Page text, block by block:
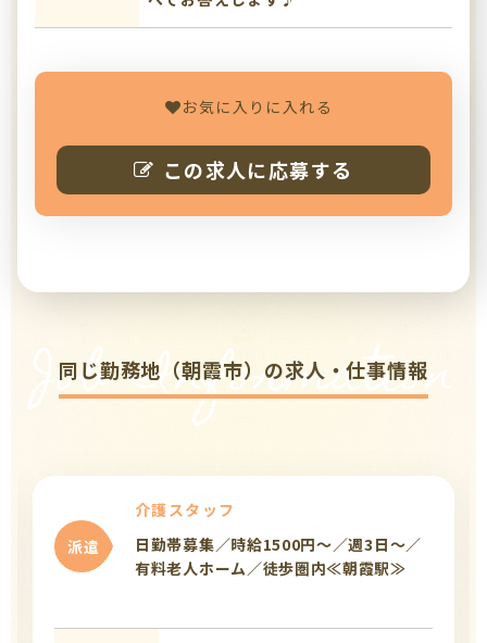
お気に入りに入れる
この求人に応募する
Job Information
同じ勤務地（朝霞市）の求人・仕事情報
派遣
介護スタッフ
日勤帯募集／時給1500円～／週3日～／
有料老人ホーム／徒歩圏内≪朝霞駅≫